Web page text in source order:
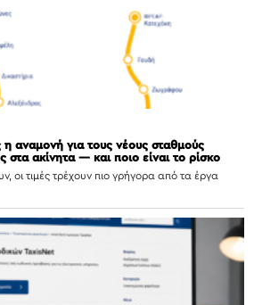
αναμονή για τους νέους σταθμούς
στα ακίνητα — και ποιο είναι το ρίσκο
οι τιμές τρέχουν πιο γρήγορα από τα έργα